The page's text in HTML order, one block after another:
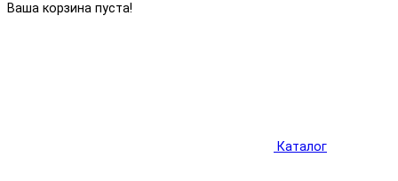
Ваша корзина пуста!
Каталог